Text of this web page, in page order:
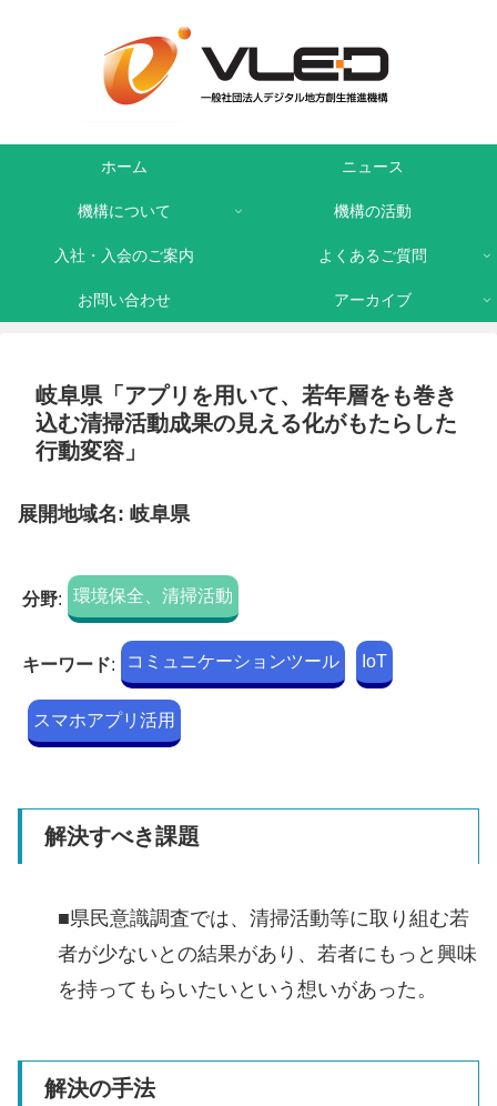
ホーム ニュース
機構について 機構の活動
入社・入会のご案内 よくあるご質問
お問い合わせ アーカイブ
岐阜県「アプリを用いて、若年層をも巻き
込む清掃活動成果の見える化がもたらした
行動変容」
展開地域名: 岐阜県
分野: 環境保全、清掃活動
キーワード: コミュニケーションツール IoT
スマホアプリ活用
解決すべき課題
■県民意識調査では、清掃活動等に取り組む若
者が少ないとの結果があり、若者にもっと興味
を持ってもらいたいという想いがあった。
解決の手法